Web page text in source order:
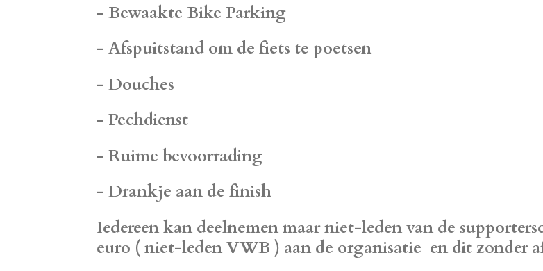
- Bewaakte Bike Parking
- Afspuitstand om de fiets te poetsen
- Douches
- Pechdienst
- Ruime bevoorrading
- Drankje aan de finish
Iedereen kan deelnemen maar niet-leden van de
euro ( niet-leden VWB ) aan de organisatie en dit zonder